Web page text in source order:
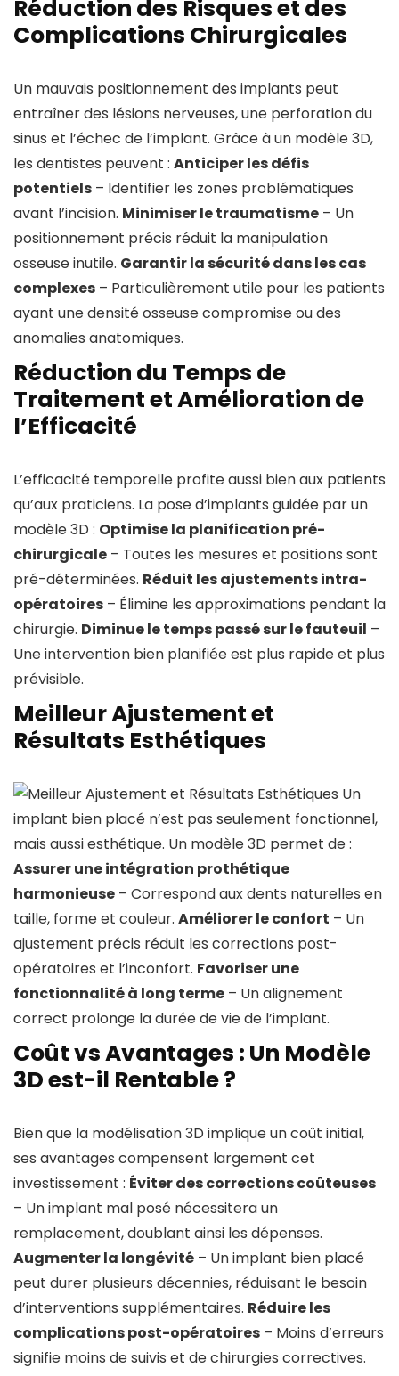
Réduction des Risques et des
Complications Chirurgicales
Un mauvais positionnement des implants peut
entraîner des lésions nerveuses, une perforation du
sinus et l’échec de l’implant. Grâce à un modèle 3D,
les dentistes peuvent : Anticiper les défis
potentiels – Identifier les zones problématiques
avant l’incision. Minimiser le traumatisme – Un
positionnement précis réduit la manipulation
osseuse inutile. Garantir la sécurité dans les cas
complexes – Particulièrement utile pour les patients
ayant une densité osseuse compromise ou des
anomalies anatomiques.
Réduction du Temps de
Traitement et Amélioration de
l’Efficacité
L’efficacité temporelle profite aussi bien aux patients
qu’aux praticiens. La pose d’implants guidée par un
modèle 3D : Optimise la planification pré-
chirurgicale – Toutes les mesures et positions sont
pré-déterminées. Réduit les ajustements intra-
opératoires – Élimine les approximations pendant la
chirurgie. Diminue le temps passé sur le fauteuil –
Une intervention bien planifiée est plus rapide et plus
prévisible.
Meilleur Ajustement et
Résultats Esthétiques
Un
implant bien placé n’est pas seulement fonctionnel,
mais aussi esthétique. Un modèle 3D permet de :
Assurer une intégration prothétique
harmonieuse – Correspond aux dents naturelles en
taille, forme et couleur. Améliorer le confort – Un
ajustement précis réduit les corrections post-
opératoires et l’inconfort. Favoriser une
fonctionnalité à long terme – Un alignement
correct prolonge la durée de vie de l’implant.
Coût vs Avantages : Un Modèle
3D est-il Rentable ?
Bien que la modélisation 3D implique un coût initial,
ses avantages compensent largement cet
investissement : Éviter des corrections coûteuses
– Un implant mal posé nécessitera un
remplacement, doublant ainsi les dépenses.
Augmenter la longévité – Un implant bien placé
peut durer plusieurs décennies, réduisant le besoin
d’interventions supplémentaires. Réduire les
complications post-opératoires – Moins d’erreurs
signifie moins de suivis et de chirurgies correctives.